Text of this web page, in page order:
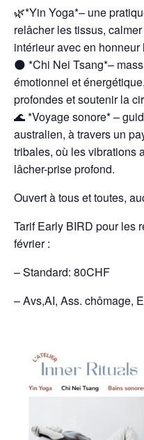
🌿*Yin Yoga*– une
relâcher les tissus,
intérieur avec en honneur
🌑 *Chi Nei Tsang*–
émotionnel et
profondes et soutenir la
🌊 *Voyage sonore* –
australien, à travers un
tribales, où les vibrations
lâcher-prise profond.
Ouvert à tous et toutes,
Tarif Early BIRD pour les
février :
– Standard: 80CHF
– Avs,AI, Ass. chômage,